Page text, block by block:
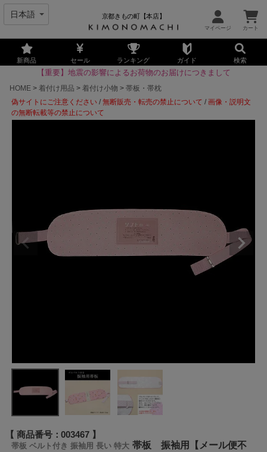
京都きもの町【本店】
新商品 セール ランキング ガイド 検索
【重要】地震の影響によるお荷物のお届けにつきまして
HOME
着付け用品 着付け小物
帯板・帯枕
偽サイトにご注意ください /無断販売・転売の禁止について /画像・説明文
の無断転載等の禁止について
商品番号 003467
帯板 ベルト付き 振袖用 長い 特大 帯板 振袖用【メール便不